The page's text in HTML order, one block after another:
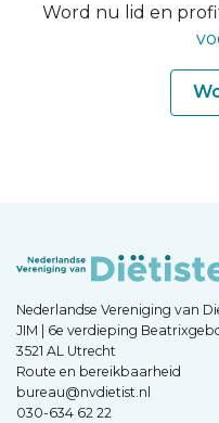
Word nu lid en
Nederlandse Vereniging van
JIM | 6e verdieping
3521 AL Utrecht
Route en bereikbaarheid
bureau@nvdietist.nl
030-634 62 22